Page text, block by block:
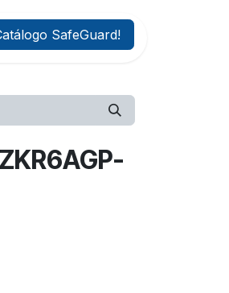
SafeGuard!